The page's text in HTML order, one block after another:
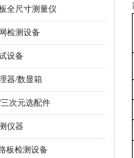
全尺寸测量仪
检测设备
设备
器/数显箱
次元选配件
仪器
板检测设备